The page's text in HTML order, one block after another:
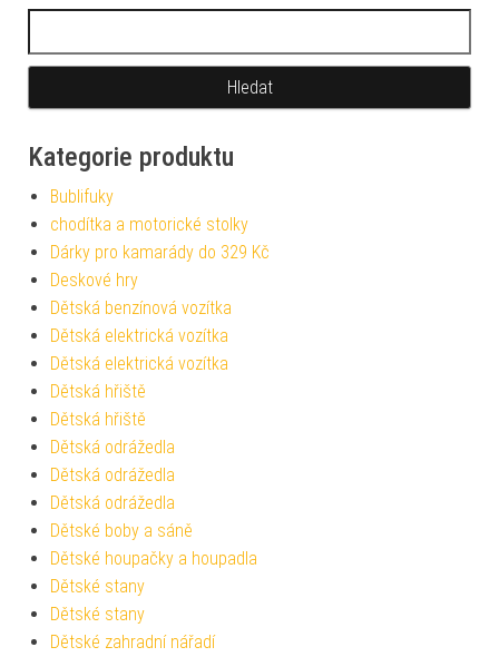
Kategorie produktu
Bublifuky
chodítka a motorické stolky
Dárky pro kamarády do 329 Kč
Deskové hry
Dětská benzínová vozítka
Dětská elektrická vozítka
Dětská elektrická vozítka
Dětská hřiště
Dětská hřiště
Dětská odrážedla
Dětská odrážedla
Dětská odrážedla
Dětské boby a sáně
Dětské houpačky a houpadla
Dětské stany
Dětské stany
Dětské zahradní nářadí